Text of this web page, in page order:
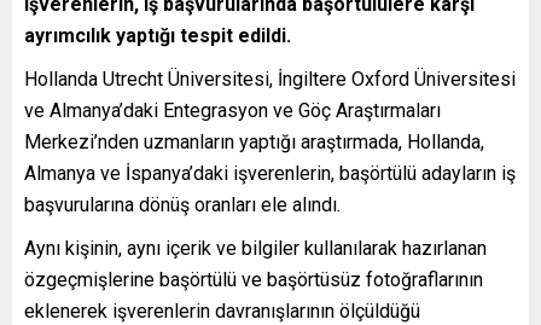
ayrımcılık yaptığı tespit edildi.
Hollanda Utrecht Üniversitesi, İngiltere Oxford Üniversitesi
ve Almanya’daki Entegrasyon ve Göç Araştırmaları
Merkezi’nden uzmanların yaptığı araştırmada, Hollanda,
Almanya ve İspanya’daki işverenlerin, başörtülü adayların iş
başvurularına dönüş oranları ele alındı.
Aynı kişinin, aynı içerik ve bilgiler kullanılarak hazırlanan
özgeçmişlerine başörtülü ve başörtüsüz fotoğraflarının
eklenerek işverenlerin davranışlarının ölçüldüğü